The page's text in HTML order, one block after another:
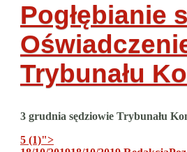
Pogłębianie
Trybunału
3 grudnia sędziowie Trybunału
5 (1)">